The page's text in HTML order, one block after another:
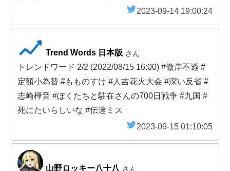
2023-09-14 19:00:24
Trend Words 日本版 さん
トレンドワード 2/2 (2022/08/15 16:00) #傲岸不遜 #
定額小為替 #もものすけ #人吉花火大会 #深い反省 #
志崎樺音 #ぼくたちと駐在さんの700日戦争 #九国 #
死にたいらしいな #伝達ミス
2023-09-15 01:10:05
山野ロッキー八十八 さん